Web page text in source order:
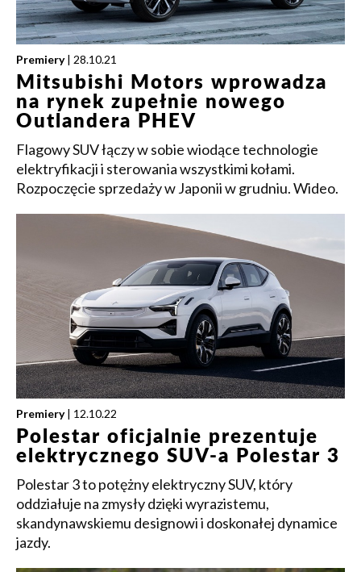
Premiery | 28.10.21
Mitsubishi Motors wprowadza
na rynek zupełnie nowego
Outlandera PHEV
Flagowy SUV łączy w sobie wiodące technologie
elektryfikacji i sterowania wszystkimi kołami.
Rozpoczęcie sprzedaży w Japonii w grudniu. Wideo.
Premiery | 12.10.22
Polestar oficjalnie prezentuje
elektrycznego SUV-a Polestar 3
Polestar 3 to potężny elektryczny SUV, który
oddziałuje na zmysły dzięki wyrazistemu,
skandynawskiemu designowi i doskonałej dynamice
jazdy.